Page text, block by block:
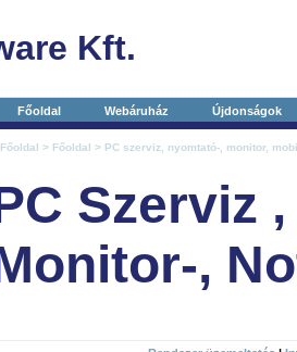
Kft.
Főoldal Webáruház Újdonságok
Főoldal > Főoldal > PC szerviz, nyomtató-, monitor,
Szerviz
,